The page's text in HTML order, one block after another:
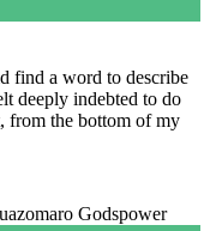
find a word to describe
deeply indebted to do
from the bottom of my
Godspower